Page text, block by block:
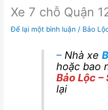
Xe 7 chỗ Quận
Để lại một bình luận / Bảo
– Nhà xe
hoặc bao
Bảo Lộc –
lại